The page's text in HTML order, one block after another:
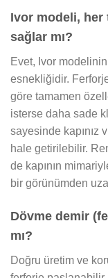
Ivor modeli,
sağlar mı?
Evet, Ivor
esnekliğidir.
göre tamamen
isterse daha sade
sayesinde kapınız
hale getirilebilir.
de kapının
bir görünümden
Dövme demir
mı?
Doğru üretim ve